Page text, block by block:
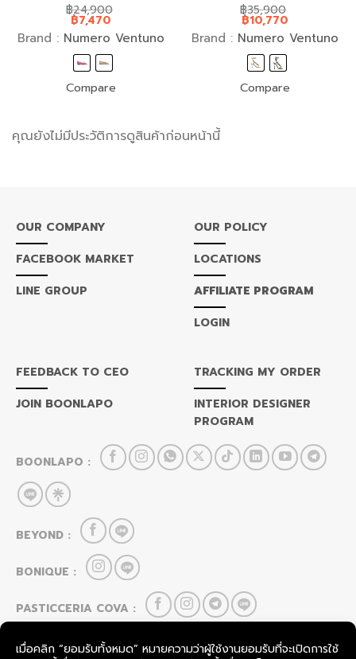
฿24,900
฿7,470
Brand : Numero Ventuno
Compare
฿35,900
฿10,770
Brand : Numero Ventuno
Compare
คุณยังไม่มีประวัติการดูสินค้าก่อนหน้านี้
OUR COMPANY
FACEBOOK MARKET
LINE GROUP
OUR POLICY
LOCATIONS
AFFILIATE PROGRAM
LOGIN
FEEDBACK TO CEO
JOIN BOONLAPO
TRACKING MY ORDER
INTERIOR DESIGNER
PROGRAM
BOONLAPO :
BEYOND :
BONIQUE :
PASTICCERIA COVA :
HOU CAI LEI :